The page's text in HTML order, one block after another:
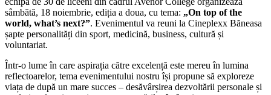
world, what’s next?”. Evenimentul va reuni la Cineplexx Băneasa
șapte personalități din sport, medicină, business, cultură și
voluntariat.
Într-o lume în care aspirația către excelență este mereu în lumina
reflectoarelor, tema evenimentului nostru își propune să exploreze
viața de după un mare succes – desăvârșirea dezvoltării personale și
profesionale prin gestionarea provocărilor întâmpinate pe parcurs.